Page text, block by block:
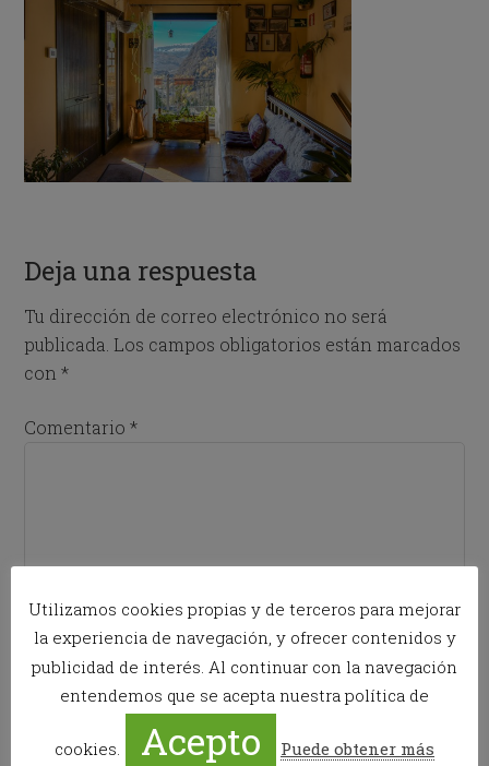
Deja una respuesta
Tu dirección de correo electrónico no será
publicada. Los campos obligatorios están marcados
con*
Comentario*
Nombre*
Utilizamos cookies propias y de terceros para mejorar
la experiencia de navegación, y ofrecer contenidos y
publicidad de interés. Al continuar con la navegación
entendemos que se acepta nuestra política de
cookies. Acepto
Puede obtener más